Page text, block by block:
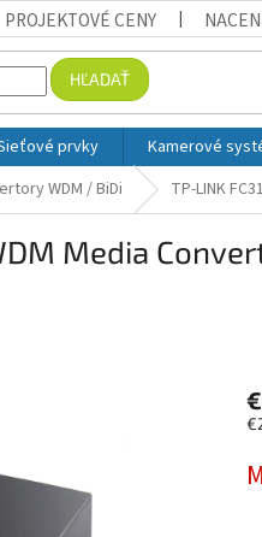
PROJEKTOVÉ CENY
HĽADAŤ
prvky Kamerové
WDM / BiDi TP-LINK
Media